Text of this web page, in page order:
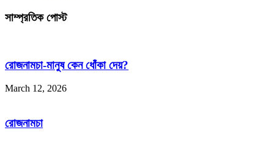
সাম্প্রতিক পোস্ট
রোজনামচা-মানুষ কেন ধোঁকা দেয়?
March 12, 2026
রোজনামচা